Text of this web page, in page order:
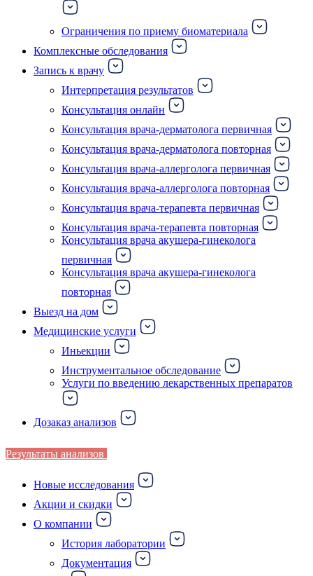
Ограничения по приему биоматериала
Комплексные обследования
Запись к врачу
Интерпретация результатов
Консультация онлайн
Консультация врача-дерматолога первичная
Консультация врача-дерматолога повторная
Консультация врача-аллерголога первичная
Консультация врача-аллерголога повторная
Консультация врача-терапевта первичная
Консультация врача-терапевта повторная
Консультация врача акушера-гинеколога
первичная
Консультация врача акушера-гинеколога
повторная
Выезд на дом
Медицинские услуги
Иньекции
Инструментальное обследование
Услуги по введению лекарственных препаратов
Дозаказ анализов
Результаты анализов
Новые исследования
Акции и скидки
О компании
История лаборатории
Документация